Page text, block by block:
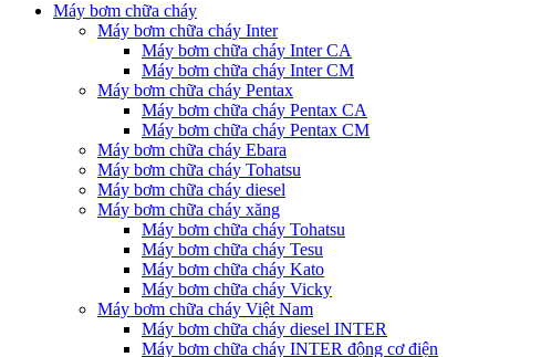
Máy bơm chữa cháy
Máy bơm chữa cháy Inter
Máy bơm chữa cháy Inter CA
Máy bơm chữa cháy Inter CM
Máy bơm chữa cháy Pentax
Máy bơm chữa cháy Pentax CA
Máy bơm chữa cháy Pentax CM
Máy bơm chữa cháy Ebara
Máy bơm chữa cháy Tohatsu
Máy bơm chữa cháy diesel
Máy bơm chữa cháy xăng
Máy bơm chữa cháy Tohatsu
Máy bơm chữa cháy Tesu
Máy bơm chữa cháy Kato
Máy bơm chữa cháy Vicky
Máy bơm chữa cháy Việt Nam
Máy bơm chữa cháy diesel INTER
Máy bơm chữa cháy INTER động cơ điện